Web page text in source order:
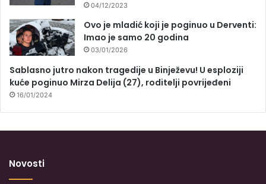
04/12/2023
Ovo je mladić koji je poginuo u Derventi:
Imao je samo 20 godina
03/01/2026
Sablasno jutro nakon tragedije u Binježevu! U esploziji
kuće poginuo Mirza Delija (27), roditelji povrijeđeni
16/01/2024
Novosti